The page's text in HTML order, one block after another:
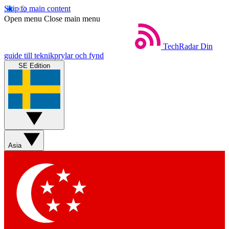
Skip to main content
Open menu Close main menu
TechRadar Din
guide till teknikprylar och fynd
SE Edition
Asia